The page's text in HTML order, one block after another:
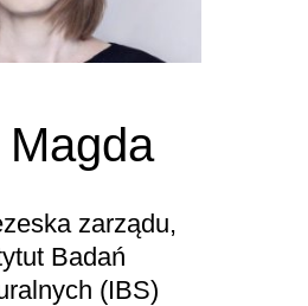
Magda
zarządu,
Badań
(IBS)